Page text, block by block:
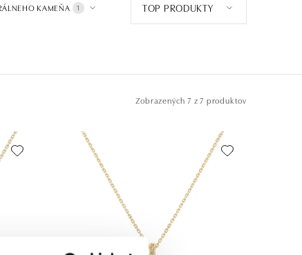
KAMEŇA 1 TOP PRODUKTY
Zobrazených 7 z 7 produktov